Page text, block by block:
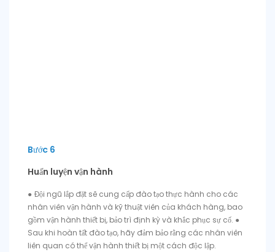
Bước 6
Huấn luyện vận hành
● Đội ngũ lắp đặt sẽ cung cấp đào tạo thực hành cho các
nhân viên vận hành và kỹ thuật viên của khách hàng, bao
gồm vận hành thiết bị, bảo trì định kỳ và khắc phục sự cố. ●
Sau khi hoàn tất đào tạo, hãy đảm bảo rằng các nhân viên
liên quan có thể vận hành thiết bị một cách độc lập.